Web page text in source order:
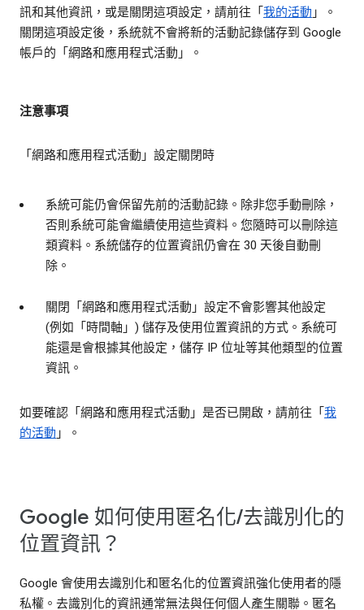
訊和其他資訊，或是關閉這項設定，請前往「 我的活動 」。
關閉這項設定後，系統就不會將新的活動記錄儲存到 Google
帳戶的「網路和應用程式活動」。
注意事項
「網路和應用程式活動」設定關閉時
系統可能仍會保留先前的活動記錄。除非您手動刪除，
否則系統可能會繼續使用這些資料。您隨時可以刪除這
類資料。系統儲存的位置資訊仍會在 30 天後自動刪
除。
關閉「網路和應用程式活動」設定不會影響其他設定
(例如「時間軸」) 儲存及使用位置資訊的方式。系統可
能還是會根據其他設定，儲存 IP 位址等其他類型的位置
資訊。
如要確認「網路和應用程式活動」是否已開啟，請前往「 我
的活動 」。
Google 如何使用匿名化/去識別化的
位置資訊？
Google 會使用去識別化和匿名化的位置資訊強化使用者的隱
私權。去識別化的資訊通常無法與任何個人產生關聯。匿名